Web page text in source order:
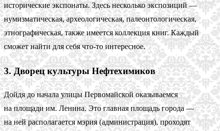
исторические экспонаты. Здесь несколько экспозиций —
нумизматическая, археологическая, палеонтологическая,
этнографическая, также имеется коллекция книг. Каждый
сможет найти для себя что-то интересное.
3. Дворец культуры Нефтехимиков
Дойдя до начала улицы Первомайской оказываемся
на площади им. Ленина. Это главная площадь города —
на ней располагается мэрия (администрация), проходят